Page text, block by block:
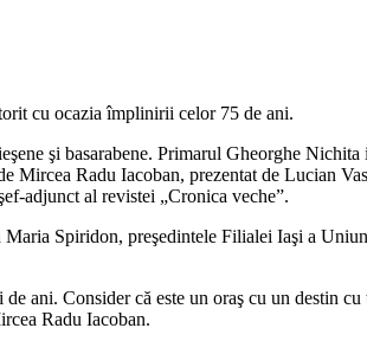
cu ocazia împlinirii celor 75 de ani.
şi basarabene. Primarul Gheorghe
Mircea Radu Iacoban, prezentat de Lucian
adjunct al revistei „Cronica veche”.
Spiridon, preşedintele Filialei Iaşi a
ani. Consider că este un oraş cu un destin
Radu Iacoban.